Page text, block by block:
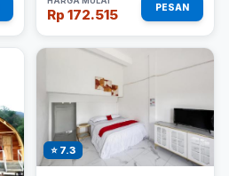
Rp 172.515 PESAN
⭐ 7.3